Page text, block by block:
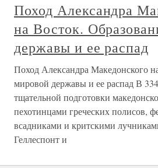
Поход Александра
на Восток.
державы и ее распад
Поход Александра Македонского
мировой державы и ее распад В
тщательной подготовки
пехотинцами греческих полисов,
всадниками и критскими
Геллеспонт и